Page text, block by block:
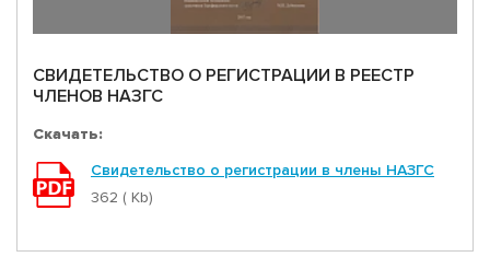
СВИДЕТЕЛЬСТВО О РЕГИСТРАЦИИ В РЕЕСТР
ЧЛЕНОВ НАЗГС
Скачать:
Свидетельство о регистрации в члены НАЗГС
362 ( Kb)